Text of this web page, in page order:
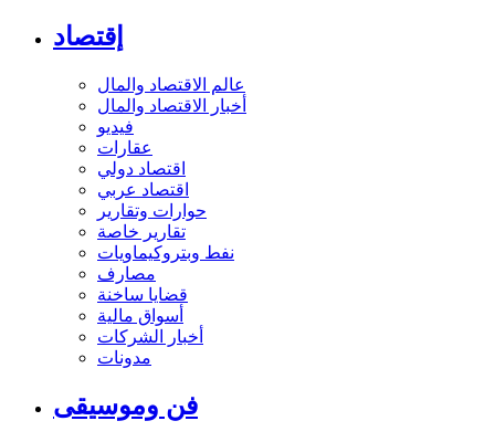
إقتصاد
عالم الاقتصاد والمال
أخبار الاقتصاد والمال
فيديو
عقارات
اقتصاد دولي
اقتصاد عربي
حوارات وتقارير
تقارير خاصة
نفط وبتروكيماويات
مصارف
قضايا ساخنة
أسواق مالية
أخبار الشركات
مدونات
فن وموسيقى